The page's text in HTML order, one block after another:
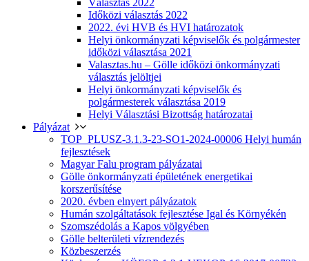
Választás 2022
Időközi választás 2022
2022. évi HVB és HVI határozatok
Helyi önkormányzati képviselők és polgármester
időközi választása 2021
Valasztas.hu – Gölle időközi önkormányzati
választás jelöltjei
Helyi önkormányzati képviselők és
polgármesterek választása 2019
Helyi Választási Bizottság határozatai
Pályázat
TOP_PLUSZ-3.1.3-23-SO1-2024-00006 Helyi humán
fejlesztések
Magyar Falu program pályázatai
Gölle önkormányzati épületének energetikai
korszerűsítése
2020. évben elnyert pályázatok
Humán szolgáltatások fejlesztése Igal és Környékén
Szomszédolás a Kapos völgyében
Gölle belterületi vízrendezés
Közbeszerzés